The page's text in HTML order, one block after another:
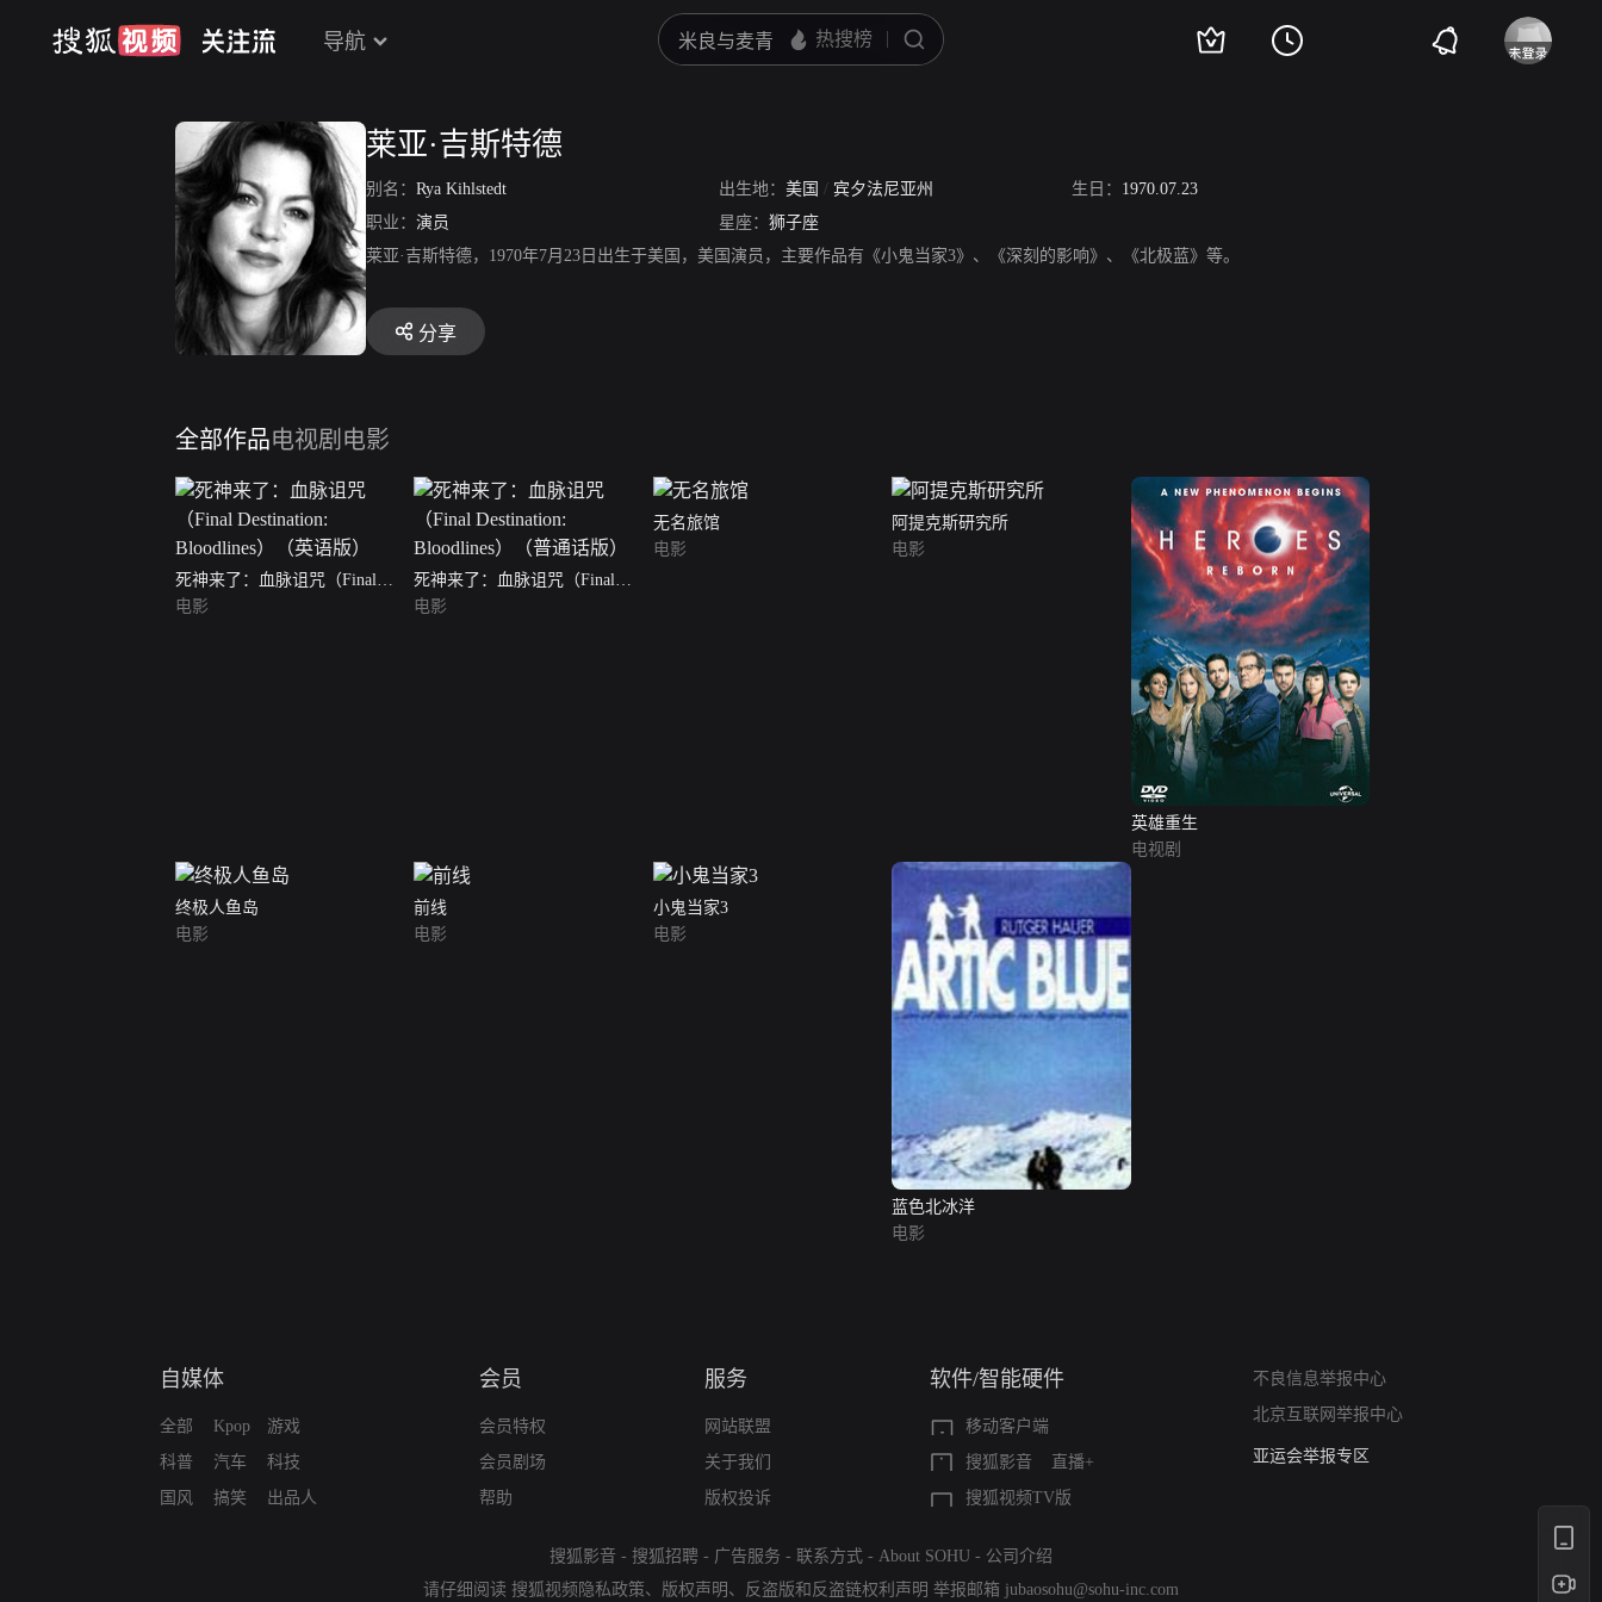
导航
莱亚·吉斯特德
别名： Rya Kihlstedt 出生地： 美国 / 宾夕法尼亚州 生日： 1970.07.23
职业： 演员 星座： 狮子座
莱亚·吉斯特德，1970年7月23日出生于美国，美国演员，主要作品有《小鬼当家3》、《深刻的影响》、《北极蓝》等。
分享
全部作品电视剧 电影
死神来了：血脉诅咒（Final
Destination: Bloodlines）（英语
电影
死神来了：血脉诅咒（Final
Destination: Bloodlines）（普通
电影
无名旅馆
电影
阿提克斯研究所
电影
英雄重生
电视剧
终极人鱼岛
电影
前线
电影
小鬼当家3
电影
蓝色北冰洋
电影
自媒体
全部
科普
国风
Kpop
汽车
搞笑
游戏
科技
出品人
会员
会员特权
会员剧场
帮助
服务
网站联盟
关于我们
版权投诉
软件/智能硬件
移动客户端
搜狐影音
直播+
搜狐视频TV版
不良信息举报中心
北京互联网举报中心
算法推荐专项举报
亚运会举报专区
搜狐影音 - 搜狐招聘 - 广告服务 - 联系方式 - About SOHU - 公司介绍
请仔细阅读 搜狐视频隐私政策、 版权声明 、 反盗版和反盗链权利声明 举报邮箱 jubaosohu@sohu-inc.com